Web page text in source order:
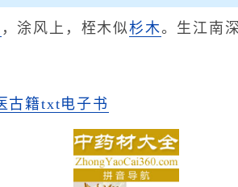
，涂风上，桎木似杉木。生江南
古籍txt电子书